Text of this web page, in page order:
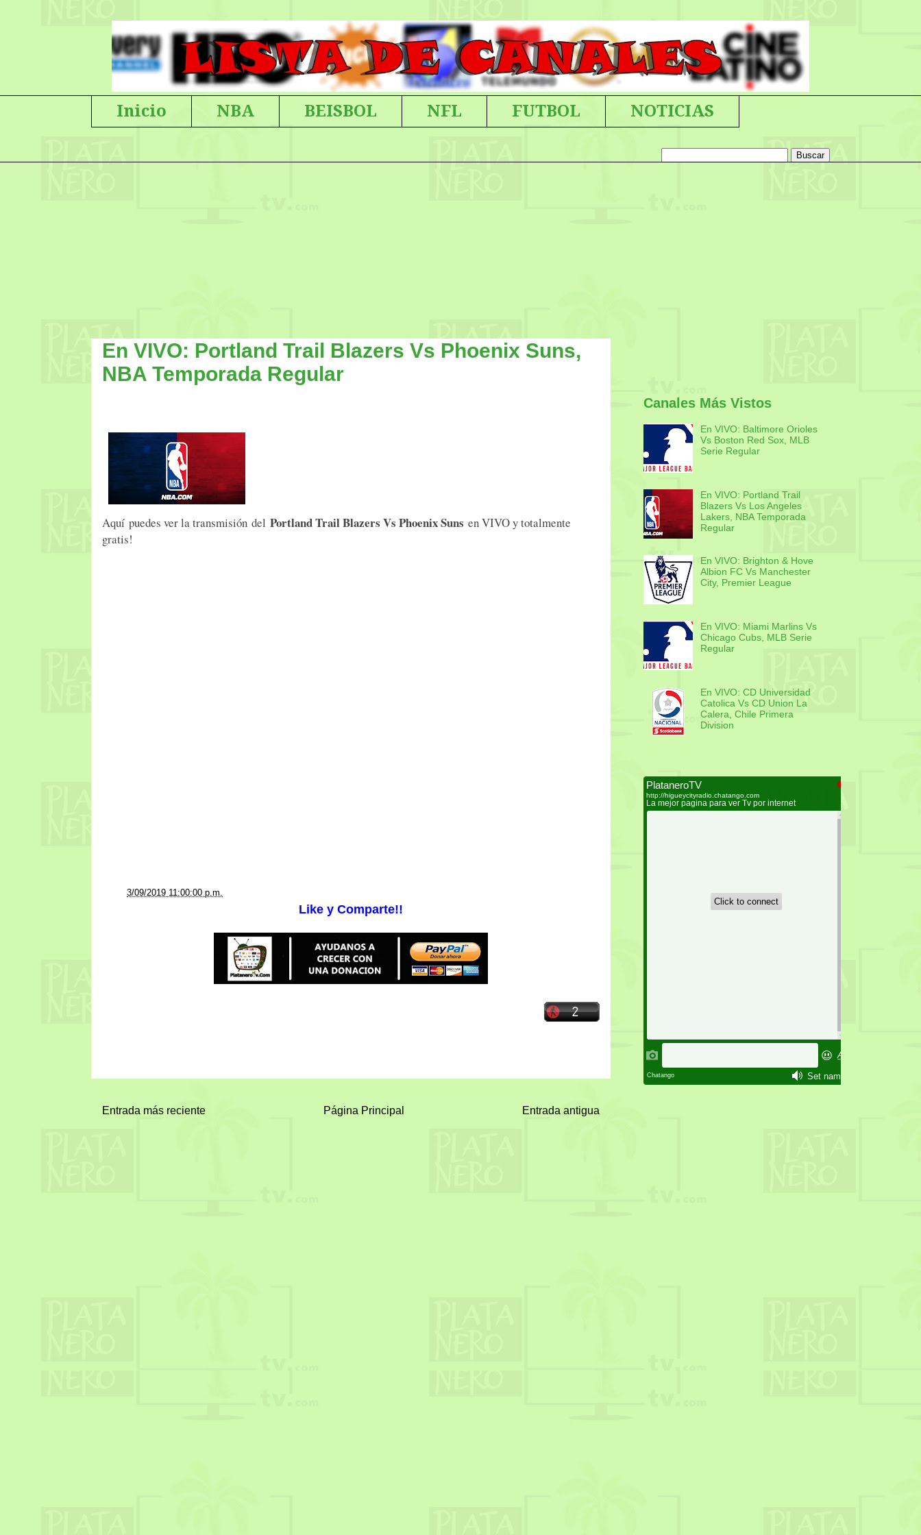
Inicio NBA BEISBOL NFL FUTBOL NOTICIAS
En VIVO: Portland Trail Blazers Vs Phoenix Suns,
NBA Temporada Regular
Aquí puedes ver la transmisión del Portland Trail Blazers Vs Phoenix Suns en VIVO y totalmente
gratis!
3/09/2019 11:00:00 p.m.
Like y Comparte!!
Entrada más reciente Entrada antigua
Página Principal
Canales Más Vistos
En VIVO: Baltimore Orioles
Vs Boston Red Sox, MLB
Serie Regular
En VIVO: Portland Trail
Blazers Vs Los Angeles
Lakers, NBA Temporada
Regular
En VIVO: Brighton & Hove
Albion FC Vs Manchester
City, Premier League
En VIVO: Miami Marlins Vs
Chicago Cubs, MLB Serie
Regular
En VIVO: CD Universidad
Catolica Vs CD Union La
Calera, Chile Primera
Division